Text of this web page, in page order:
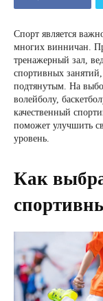
Спорт является
многих винничан.
тренажерный зал,
спортивных
подтянутым. На
волейболу,
качественный
поможет улучшить
уровень.
Как